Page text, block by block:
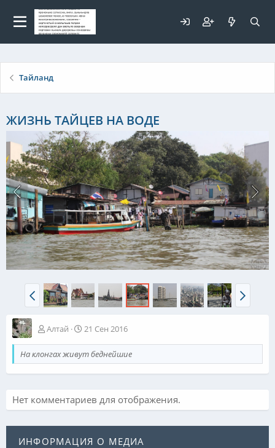
Тайланд
ЖИЗНЬ ТАЙЦЕВ НА ВОДЕ
Алтай 21 Сен 2016
На клонгах живут беднейшие
Нет комментариев для отображения.
ИНФОРМАЦИЯ О МЕДИА
Для любых предложений по
сайту: elaizik@cp9.ru